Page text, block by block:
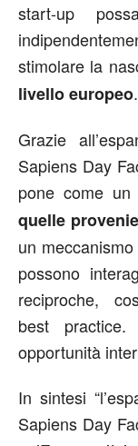
start-up
stimolare la
livello europeo.
Grazie
Sapiens Day
pone come un
quelle
un
possono
reciproche,
best
opportunità
In sintesi
Sapiens Day